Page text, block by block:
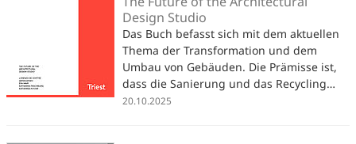
Design Studio
Das Buch befasst sich mit dem aktuellen
Thema der Transformation und dem
Umbau von Gebäuden. Die Prämisse ist,
dass die Sanierung und das Recycling…
20.10.2025